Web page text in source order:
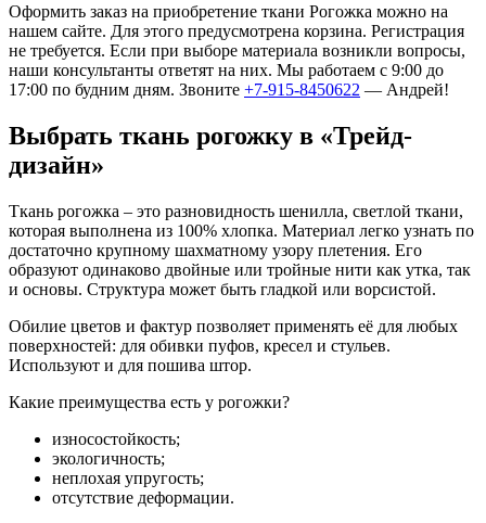
Оформить заказ на приобретение ткани Рогожка можно на
нашем сайте. Для этого предусмотрена корзина. Регистрация
не требуется. Если при выборе материала возникли вопросы,
наши консультанты ответят на них. Мы работаем с 9:00 до
17:00 по будним дням. Звоните +7-915-8450622 — Андрей!
Выбрать ткань рогожку в «Трейд-
дизайн»
Ткань рогожка – это разновидность шенилла, светлой ткани,
которая выполнена из 100% хлопка. Материал легко узнать по
достаточно крупному шахматному узору плетения. Его
образуют одинаково двойные или тройные нити как утка, так
и основы. Структура может быть гладкой или ворсистой.
Обилие цветов и фактур позволяет применять её для любых
поверхностей: для обивки пуфов, кресел и стульев.
Используют и для пошива штор.
Какие преимущества есть у рогожки?
износостойкость;
экологичность;
неплохая упругость;
отсутствие деформации.